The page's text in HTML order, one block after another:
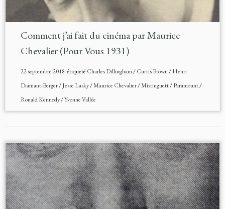
Comment j’ai fait du cinéma par Maurice
Chevalier (Pour Vous 1931)
22 septembre 2018 étiqueté Charles Dillingham/Curtis Brown/Henri
Diamant-Berger/Jesse Lasky/Maurice Chevalier/Mistinguett/Paramount/
Ronald Kennedy/Yvonne Vallée